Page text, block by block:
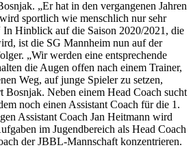
„Er hat in den vergangenen Jahren
sportlich wie menschlich nur sehr
In Hinblick auf die Saison 2020/2021, die
ist die SG Mannheim nun auf der
„Wir werden eine entsprechende
die Augen offen nach einem Trainer,
Weg, auf junge Spieler zu setzen,
Neben einem Head Coach sucht
noch einen Assistant Coach für die 1.
Assistant Coach Jan Heitmann wird
im Jugendbereich als Head Coach
der JBBL-Mannschaft konzentrieren.